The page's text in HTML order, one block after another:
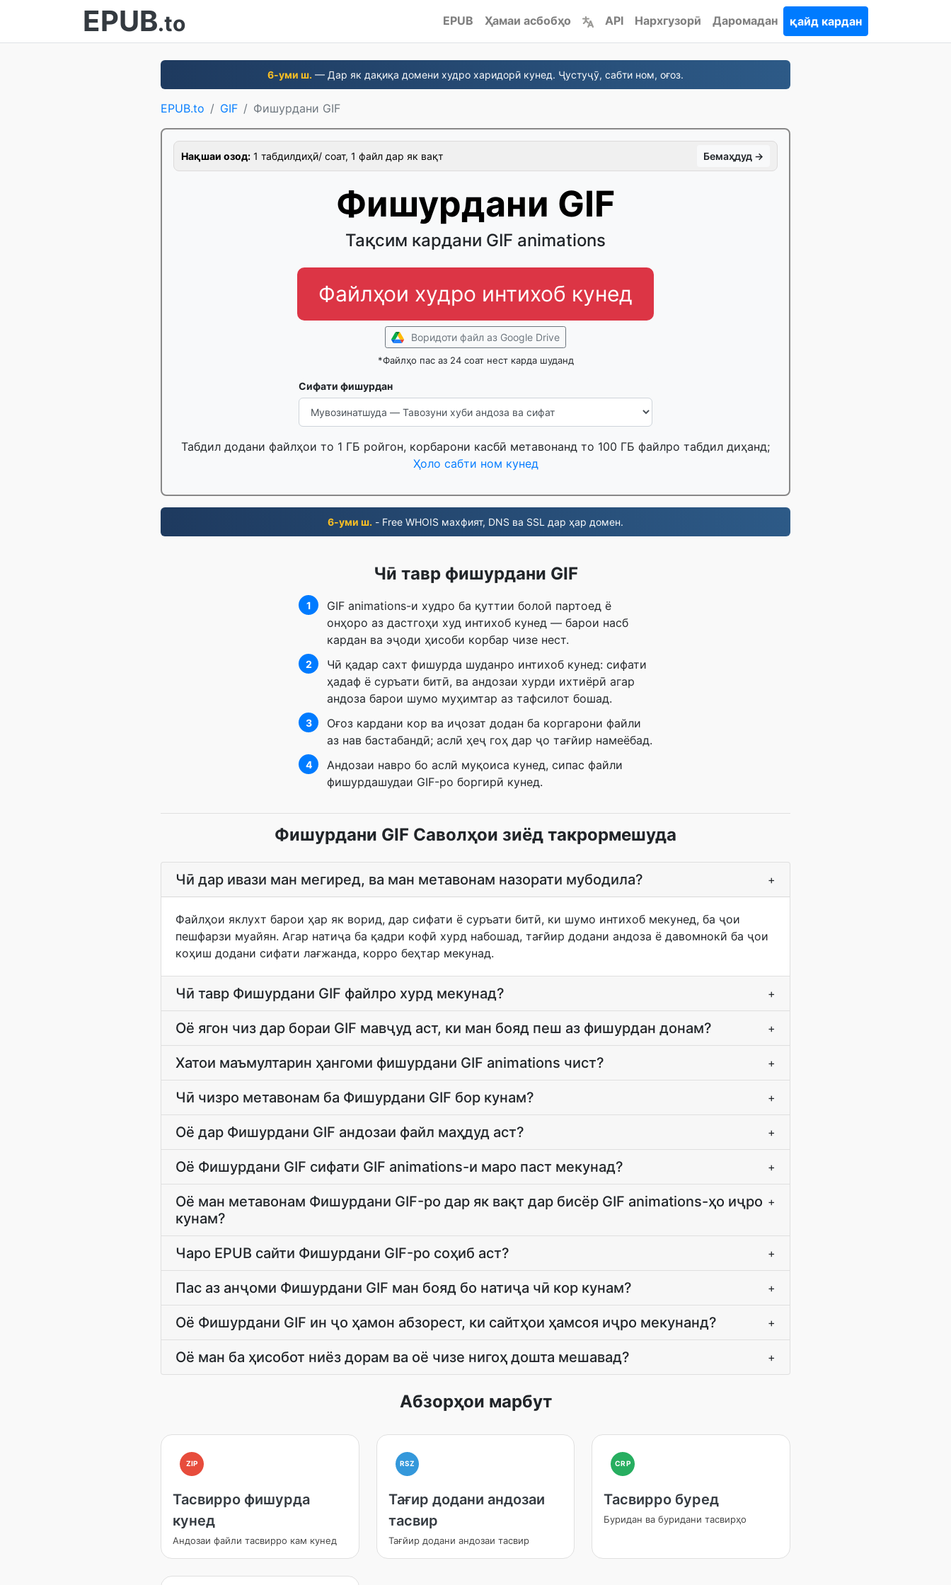
EPUB.to EPUB Ҳамаи асбобҳо API Нархгузорӣ Даромадан қайд кардан
6-уми ш. — Дар як дақиқа домени худро харидорӣ кунед. Ҷустуҷӯ, сабти ном, оғоз.
EPUB.to GIF Фишурдани GIF
Нақшаи озод: 1 табдилдиҳӣ/ соат, 1 файл дар як вақт Бемаҳдуд →
Фишурдани GIF
Тақсим кардани GIF animations
Файлҳои худро интихоб кунед
Воридоти файл аз Google Drive
*Файлҳо пас аз 24 соат нест карда шуданд
Сифати фишурдан
Табдил додани файлҳои то 1 ГБ ройгон, корбарони касбӣ метавонанд то 100 ГБ файлро табдил диҳанд;
Ҳоло сабти ном кунед
6-уми ш. - Free WHOIS махфият, DNS ва SSL дар ҳар домен.
Чӣ тавр фишурдани GIF
1
GIF animations-и худро ба қуттии болоӣ партоед ё
онҳоро аз дастгоҳи худ интихоб кунед — барои насб
кардан ва эҷоди ҳисоби корбар чизе нест.
2
Чӣ қадар сахт фишурда шуданро интихоб кунед: сифати
ҳадаф ё суръати битӣ, ва андозаи хурди ихтиёрӣ агар
андоза барои шумо муҳимтар аз тафсилот бошад.
3
Оғоз кардани кор ва иҷозат додан ба коргарони файли
аз нав бастабандӣ; аслӣ ҳеҷ гоҳ дар ҷо тағйир намеёбад.
4
Андозаи навро бо аслӣ муқоиса кунед, сипас файли
фишурдашудаи GIF-ро боргирӣ кунед.
Фишурдани GIF Саволҳои зиёд такрормешуда
Чӣ дар ивази ман мегиред, ва ман метавонам назорати мубодила? +
Файлҳои яклухт барои ҳар як ворид, дар сифати ё суръати битӣ, ки шумо интихоб мекунед, ба ҷои
пешфарзи муайян. Агар натиҷа ба қадри кофӣ хурд набошад, тағйир додани андоза ё давомнокӣ ба ҷои
коҳиш додани сифати лағжанда, корро беҳтар мекунад.
Чӣ тавр Фишурдани GIF файлро хурд мекунад? +
Оё ягон чиз дар бораи GIF мавҷуд аст, ки ман бояд пеш аз фишурдан донам? +
Хатои маъмултарин ҳангоми фишурдани GIF animations чист? +
Чӣ чизро метавонам ба Фишурдани GIF бор кунам? +
Оё дар Фишурдани GIF андозаи файл маҳдуд аст? +
Оё Фишурдани GIF сифати GIF animations-и маро паст мекунад? +
Оё ман метавонам Фишурдани GIF-ро дар як вақт дар бисёр GIF animations-ҳо иҷро
кунам?
+
Чаро EPUB сайти Фишурдани GIF-ро соҳиб аст? +
Пас аз анҷоми Фишурдани GIF ман бояд бо натиҷа чӣ кор кунам? +
Оё Фишурдани GIF ин ҷо ҳамон абзорест, ки сайтҳои ҳамсоя иҷро мекунанд? +
Оё ман ба ҳисобот ниёз дорам ва оё чизе нигоҳ дошта мешавад? +
Абзорҳои марбут
ZIP
Тасвирро фишурда
кунед
Андозаи файли тасвирро кам кунед
RSZ
Тағир додани андозаи
тасвир
Тағйир додани андозаи тасвир
CRP
Тасвирро буред
Буридан ва буридани тасвирҳо